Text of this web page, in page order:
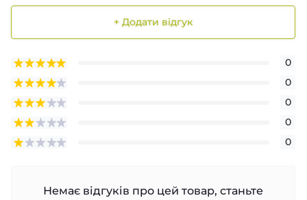
+ Додати відгук
0
0
0
0
0
Немає відгуків про цей товар, станьте